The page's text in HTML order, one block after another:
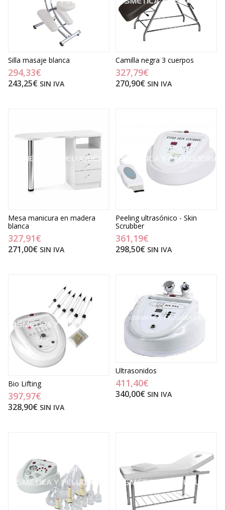
Silla masaje blanca
294,33€
243,25€ SIN IVA
Camilla negra 3 cuerpos
327,79€
270,90€ SIN IVA
Mesa manicura en madera
blanca
327,91€
271,00€ SIN IVA
Peeling ultrasónico - Skin
Scrubber
361,19€
298,50€ SIN IVA
Bio Lifting
397,97€
328,90€ SIN IVA
Ultrasonidos
411,40€
340,00€ SIN IVA